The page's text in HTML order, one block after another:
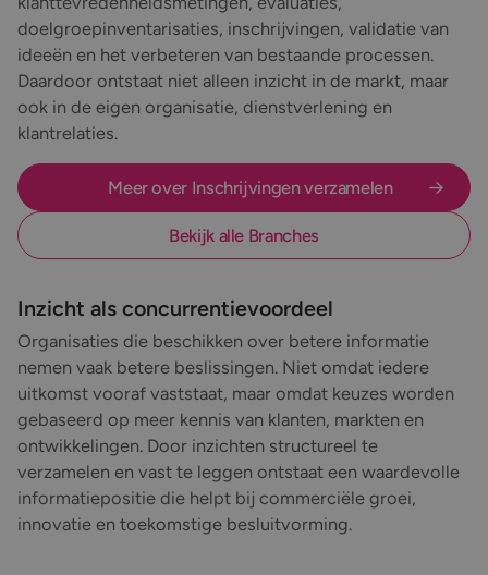
doelgroepinventarisaties, inschrijvingen, validatie van
ideeën en het verbeteren van bestaande processen.
Daardoor ontstaat niet alleen inzicht in de markt, maar
ook in de eigen organisatie, dienstverlening en
klantrelaties.
Meer over Inschrijvingen verzamelen
Bekijk alle Branches
Inzicht als concurrentievoordeel
Organisaties die beschikken over betere informatie
nemen vaak betere beslissingen. Niet omdat iedere
uitkomst vooraf vaststaat, maar omdat keuzes worden
gebaseerd op meer kennis van klanten, markten en
ontwikkelingen. Door inzichten structureel te
verzamelen en vast te leggen ontstaat een waardevolle
informatiepositie die helpt bij commerciële groei,
innovatie en toekomstige besluitvorming.